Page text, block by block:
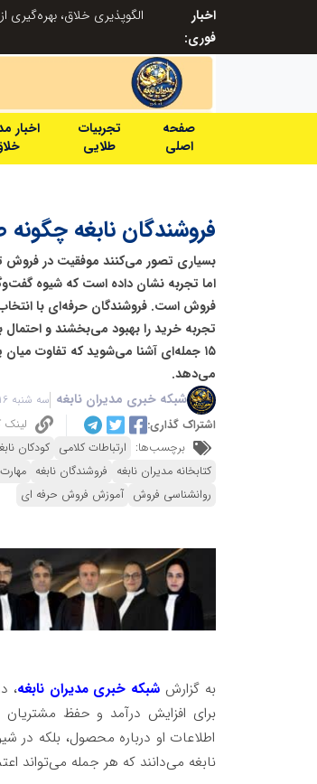
اخبار
فوری:
صفحه
اصلی
تجربیات
طلایی
اخبار
فروشندگان نابغه
بسیاری تصور می‌کنند موفقیت در فروش
اما تجربه نشان داده است که شیوه
فروش است. فروشندگان حرفه‌ای با
تجربه خرید را بهبود می‌بخشند و
۱۵ جمله‌ای آشنا می‌شوید که تفاوت
می‌دهد.
شبکه خبری مدیران نابغه سه شنبه 16 تیر 1405 - 17:37
اشتراک گذاری:
لینک
برچسب‌ها: ارتباطات کلامی کودکان
کتابخانه مدیران نابغه فروشندگان نابغه
روانشناسی فروش آموزش فروش حرفه ای
به گزارش شبکه خبری مدیران نابغه،
برای افزایش درآمد و حفظ
اطلاعات او درباره محصول، بلکه در
نابغه می‌دانند که هر جمله می‌تواند